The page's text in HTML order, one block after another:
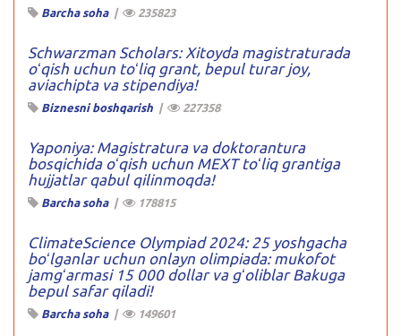
Barcha soha| 235823
Schwarzman Scholars: Xitoyda magistraturada
oʻqish uchun toʻliq grant, bepul turar joy,
aviachipta va stipendiya!
Biznesni boshqarish | 227358
Yaponiya: Magistratura va doktorantura
bosqichida oʻqish uchun MEXT toʻliq grantiga
hujjatlar qabul qilinmoqda!
Barcha soha| 178815
ClimateScience Olympiad 2024: 25 yoshgacha
boʻlganlar uchun onlayn olimpiada: mukofot
jamgʻarmasi 15 000 dollar va gʻoliblar Bakuga
bepul safar qiladi!
Barcha soha| 149601